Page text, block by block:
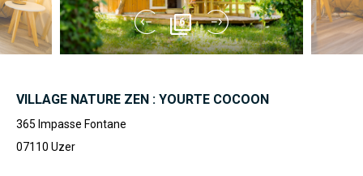
6
VILLAGE NATURE ZEN : YOURTE COCOON
365 Impasse Fontane
07110 Uzer